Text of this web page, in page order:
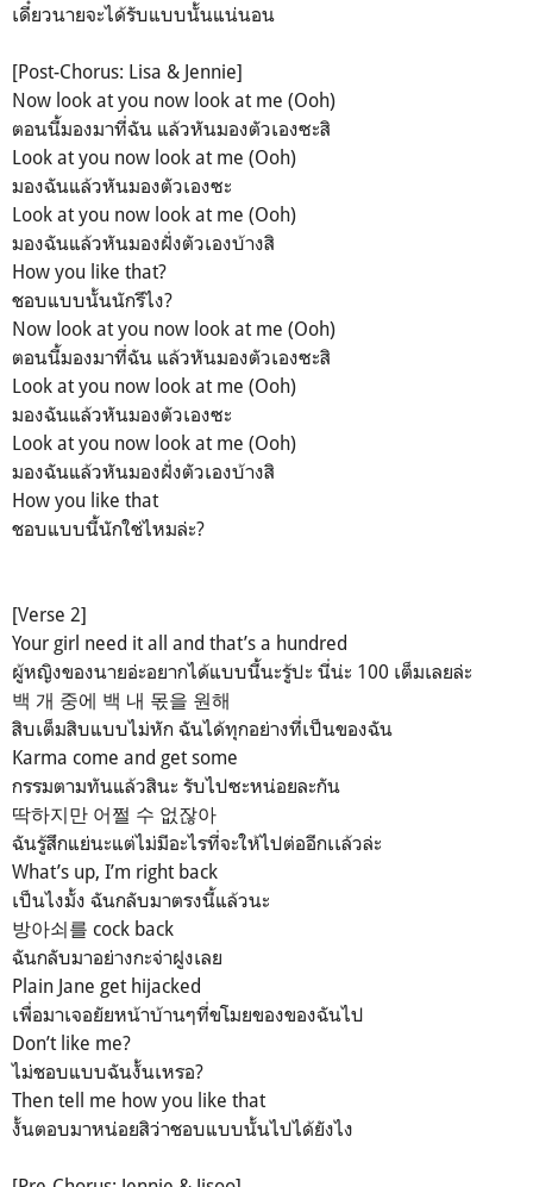
เดี๋ยวนายจะได้รับแบบนั้นแน่นอน
[Post-Chorus: Lisa & Jennie]
Now look at you now look at me (Ooh)
ตอนนี้มองมาที่ฉัน แล้วหันมองตัวเองซะสิ
Look at you now look at me (Ooh)
มองฉันแล้วหันมองตัวเองซะ
Look at you now look at me (Ooh)
มองฉันแล้วหันมองฝั่งตัวเองบ้างสิ
How you like that?
ชอบแบบนั้นนักรึไง?
Now look at you now look at me (Ooh)
ตอนนี้มองมาที่ฉัน แล้วหันมองตัวเองซะสิ
Look at you now look at me (Ooh)
มองฉันแล้วหันมองตัวเองซะ
Look at you now look at me (Ooh)
มองฉันแล้วหันมองฝั่งตัวเองบ้างสิ
How you like that
ชอบแบบนี้นักใช่ไหมล่ะ?
[Verse 2]
Your girl need it all and that’s a hundred
ผู้หญิงของนายอ่ะอยากได้แบบนี้นะรู้ปะ นี่น่ะ 100 เต็มเลยล่ะ
백 개 중에 백 내 몫을 원해
สิบเต็มสิบแบบไม่หัก ฉันได้ทุกอย่างที่เป็นของฉัน
Karma come and get some
กรรมตามทันแล้วสินะ รับไปซะหน่อยละกัน
딱하지만 어쩔 수 없잖아
ฉันรู้สึกแย่นะแต่ไม่มีอะไรที่จะให้ไปต่ออีกเเล้วล่ะ
What’s up, I’m right back
เป็นไงมั้ง ฉันกลับมาตรงนี้แล้วนะ
방아쇠를 cock back
ฉันกลับมาอย่างกะจ่าฝูงเลย
Plain Jane get hijacked
เพื่อมาเจอยัยหน้าบ้านๆที่ขโมยของของฉันไป
Don’t like me?
ไม่ชอบแบบฉันงั้นเหรอ?
Then tell me how you like that
งั้นตอบมาหน่อยสิว่าชอบแบบนั้นไปได้ยังไง